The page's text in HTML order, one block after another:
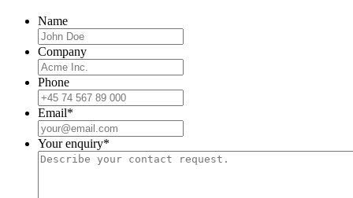
Name
Company
Phone
Email*
Your enquiry*